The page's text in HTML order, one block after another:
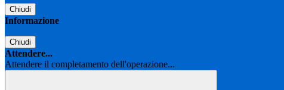
Chiudi
Informazione
Chiudi
Attendere...
Attendere il completamento dell'operazione...